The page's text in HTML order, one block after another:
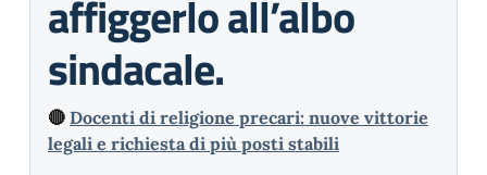
affiggerlo all’albo
sindacale.
🔴 Docenti di religione precari: nuove vittorie
legali e richiesta di più posti stabili